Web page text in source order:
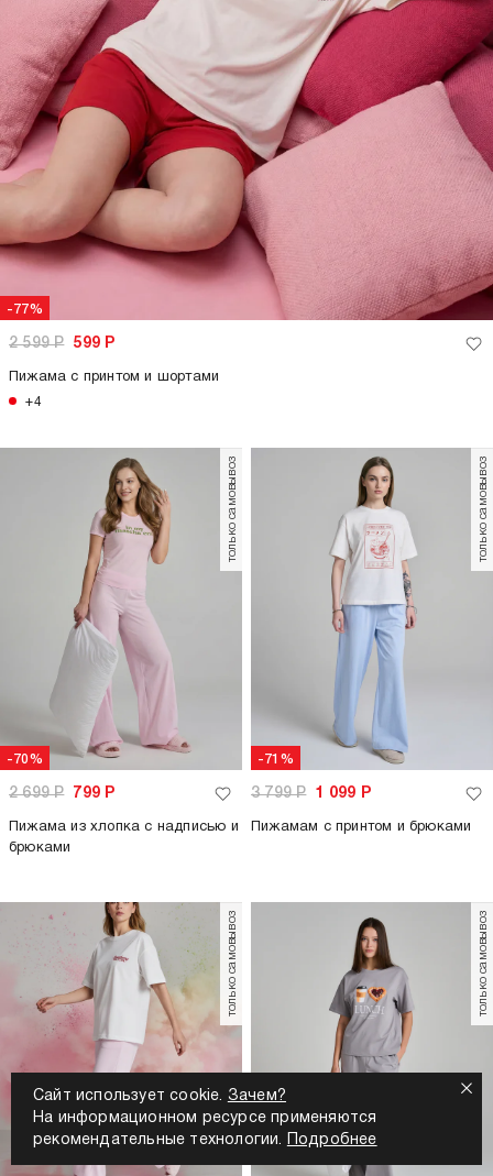
-77%
2 599Р 599 Р
Пижама с принтом и шортами
+4
-70%
только самовывоз
2 699Р 799 Р
Пижама из хлопка с надписью и
брюками
-71%
только самовывоз
3 799Р 1 099 Р
Пижамам с принтом и брюками
только самовывоз только самовывоз
Сайт использует cookie. Зачем?
На информационном ресурсе применяются
рекомендательные технологии.
Подробнее